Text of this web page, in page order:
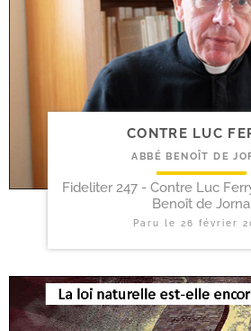
CONTRE LUC
ABBÉ BENOÎT DE
Fideliter 247 - Contre Luc
Benoît de Jorna
Paru le 26 février